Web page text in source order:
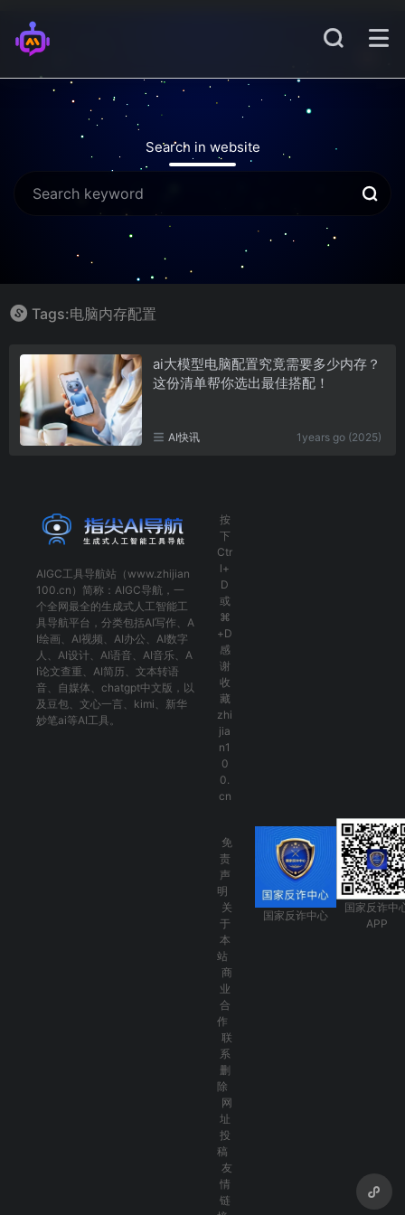
Search in website
Tags:电脑内存配置
ai大模型电脑配置究竟需要多少内存？
这份清单帮你选出最佳搭配！
AI快讯 1years go (2025)
AIGC工具导航站（www.zhijian
100.cn）简称： AIGC导航 ，一
个全网最全的生成式人工智能工
具导航平台，分类包括AI写作 、 A
I绘画 、 AI视频 、 AI办公 、 AI数字
人 、 AI设计、 AI语音、 AI音乐、 A
I论文查重 、 AI简历 、 文本转语
音、 自媒体 、 chatgpt中文版 ，以
及 豆包、 文心一言 、 kimi 、 新华
妙笔ai等AI工具。
按
下
Ctr
l+
D
或
⌘
+D
感
谢
收
藏
zhi
jia
n1
0
0.
cn
免
责
声
明
关
于
本
站
商
业
合
作
联
系
删
除
网
址
投
稿
友
情
链
国家反诈中心
国家反诈中
APP